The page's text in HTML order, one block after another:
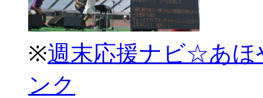
※週末応援ナビ☆あほ
ンク